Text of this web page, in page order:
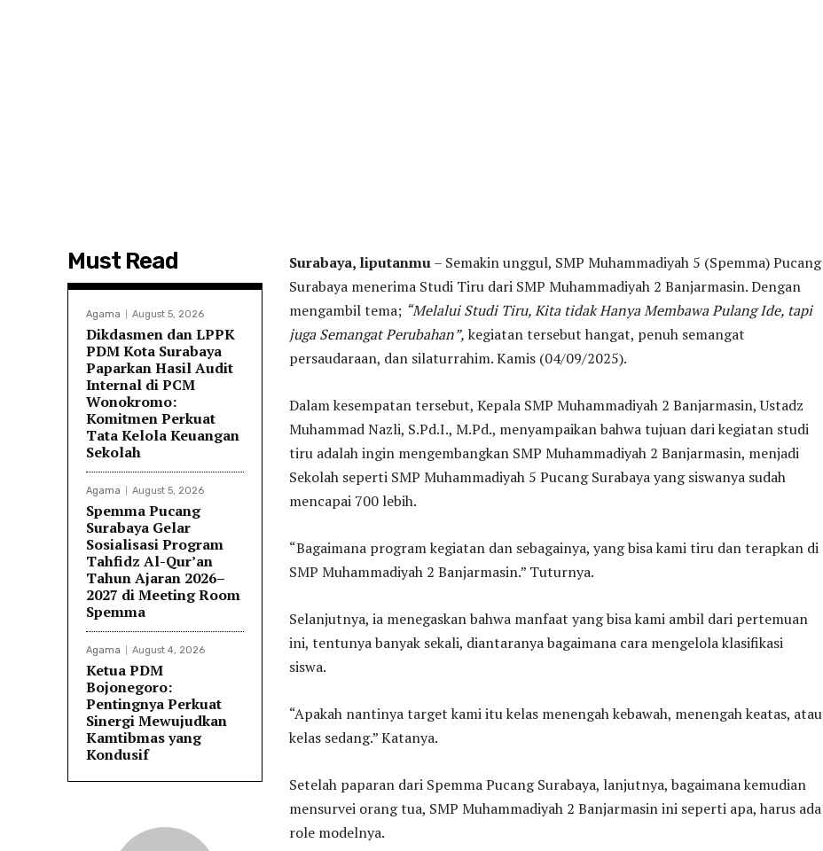
Must Read
Agama August 5, 2026
Dikdasmen dan LPPK
PDM Kota Surabaya
Paparkan Hasil Audit
Internal di PCM
Wonokromo:
Komitmen Perkuat
Tata Kelola Keuangan
Sekolah
Agama August 5, 2026
Spemma Pucang
Surabaya Gelar
Sosialisasi Program
Tahfidz Al-Qur’an
Tahun Ajaran 2026–
2027 di Meeting Room
Spemma
Agama August 4, 2026
Ketua PDM
Bojonegoro:
Pentingnya Perkuat
Sinergi Mewujudkan
Kamtibmas yang
Kondusif
Surabaya, liputanmu– Semakin unggul, SMP Muhammadiyah 5 (Spemma) Pucang
Surabaya menerima Studi Tiru dari SMP Muhammadiyah 2 Banjarmasin. Dengan
mengambil tema; “Melalui Studi Tiru, Kita tidak Hanya Membawa Pulang Ide, tapi
juga Semangat Perubahan”, kegiatan tersebut hangat, penuh semangat
persaudaraan, dan silaturrahim. Kamis (04/09/2025).
Dalam kesempatan tersebut, Kepala SMP Muhammadiyah 2 Banjarmasin, Ustadz
Muhammad Nazli, S.Pd.I., M.Pd., menyampaikan bahwa tujuan dari kegiatan studi
tiru adalah ingin mengembangkan SMP Muhammadiyah 2 Banjarmasin, menjadi
Sekolah seperti SMP Muhammadiyah 5 Pucang Surabaya yang siswanya sudah
mencapai 700 lebih.
“Bagaimana program kegiatan dan sebagainya, yang bisa kami tiru dan terapkan di
SMP Muhammadiyah 2 Banjarmasin.” Tuturnya.
Selanjutnya, ia menegaskan bahwa manfaat yang bisa kami ambil dari pertemuan
ini, tentunya banyak sekali, diantaranya bagaimana cara mengelola klasifikasi
siswa.
“Apakah nantinya target kami itu kelas menengah kebawah, menengah keatas, atau
kelas sedang.” Katanya.
Setelah paparan dari Spemma Pucang Surabaya, lanjutnya, bagaimana kemudian
mensurvei orang tua, SMP Muhammadiyah 2 Banjarmasin ini seperti apa, harus ada
role modelnya.